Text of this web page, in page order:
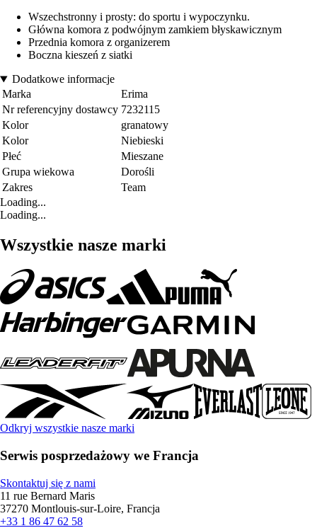
Wszechstronny i prosty: do sportu i wypoczynku.
Główna komora z podwójnym zamkiem błyskawicznym
Przednia komora z organizerem
Boczna kieszeń z siatki
Dodatkowe informacje
Marka
Erima
Nr referencyjny dostawcy 7232115
Kolor
granatowy
Kolor
Niebieski
Płeć
Mieszane
Grupa wiekowa
Dorośli
Zakres
Team
Loading...
Loading...
Wszystkie nasze marki
Odkryj wszystkie nasze marki
Serwis posprzedażowy we Francja
Skontaktuj się z nami
11 rue Bernard Maris
37270 Montlouis-sur-Loire, Francja
+33 1 86 47 62 58